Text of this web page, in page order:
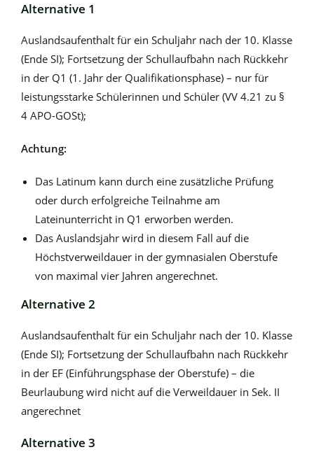
Alternative 1
Auslandsaufenthalt für ein Schuljahr nach der 10. Klasse
(Ende SI); Fortsetzung der Schullaufbahn nach Rückkehr
in der Q1 (1. Jahr der Qualifikationsphase) – nur für
leistungsstarke Schülerinnen und Schüler (VV 4.21 zu §
4 APO-GOSt);
Achtung:
Das Latinum kann durch eine zusätzliche Prüfung
oder durch erfolgreiche Teilnahme am
Lateinunterricht in Q1 erworben werden.
Das Auslandsjahr wird in diesem Fall auf die
Höchstverweildauer in der gymnasialen Oberstufe
von maximal vier Jahren angerechnet.
Alternative 2
Auslandsaufenthalt für ein Schuljahr nach der 10. Klasse
(Ende SI); Fortsetzung der Schullaufbahn nach Rückkehr
in der EF (Einführungsphase der Oberstufe) – die
Beurlaubung wird nicht auf die Verweildauer in Sek. II
angerechnet
Alternative 3